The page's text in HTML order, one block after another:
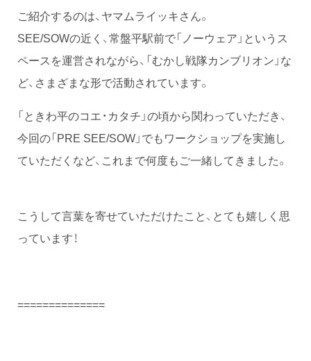
ご紹介するのは、ヤマムライッキさん。
SEE/SOWの近く、常盤平駅前で「ノーウェア」というス
ペースを運営されながら、「むかし戦隊カンブリオン」な
ど、さまざまな形で活動されています。
「ときわ平のコエ・カタチ」の頃から関わっていただき、
今回の「PRE SEE/SOW」でもワークショップを実施し
ていただくなど、これまで何度もご一緒してきました。
こうして言葉を寄せていただけたこと、とても嬉しく思
っています！
==============